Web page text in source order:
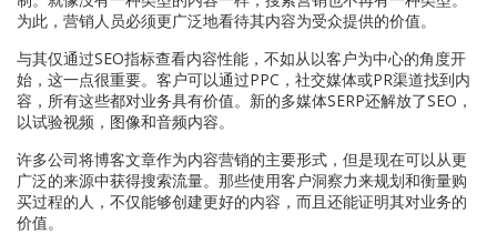
为此，营销人员必须更广泛地看待其内容为受众提供的价值。
与其仅通过SEO指标查看内容性能，不如从以客户为中心的角度开
始，这一点很重要。客户可以通过PPC，社交媒体或PR渠道找到内
容，所有这些都对业务具有价值。新的多媒体SERP还解放了SEO，
以试验视频，图像和音频内容。
许多公司将博客文章作为内容营销的主要形式，但是现在可以从更
广泛的来源中获得搜索流量。那些使用客户洞察力来规划和衡量购
买过程的人，不仅能够创建更好的内容，而且还能证明其对业务的
价值。